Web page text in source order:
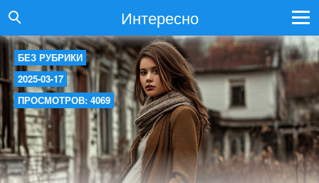
Интересно
БЕЗ РУБРИКИ
2025-03-17
ПРОСМОТРОВ: 4069